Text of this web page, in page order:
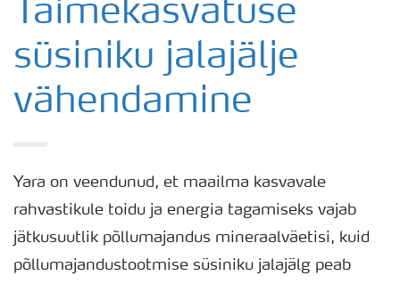
Odra saak
Saagi kvaliteet
Taimekasvatuse
süsiniku jalajälje
vähendamine
Yara on veendunud, et maailma kasvavale
rahvastikule toidu ja energia tagamiseks vajab
jätkusuutlik põllumajandus mineraalväetisi, kuid
põllumajandustootmise süsiniku jalajälg peab